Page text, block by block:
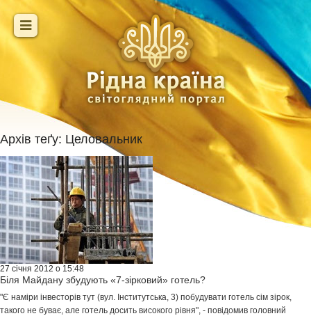
Архів теґу: Целовальник
27 січня 2012 о 15:48
Біля Майдану збудують «7-зірковий» готель?
"Є наміри інвесторів тут (вул. Інститутська, 3) побудувати готель сім зірок,
такого не буває, але готель досить високого рівня", - повідомив головний